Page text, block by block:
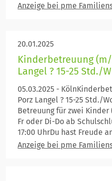
Anzeige bei pme
20.01.2025
Kinderbetreuung
Langel ? 15-25 Std./
05.03.2025 -
Porz Langel ? 15-25 Std./
Betreuung für zwei Kinder
Fr oder Di-Do ab
17:00 UhrDu hast Freude
Anzeige bei pme